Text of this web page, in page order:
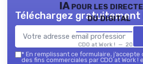
IA pour les
du digital
CDO at Work ! — 2026
Téléchargez gratuitement
* En remplissant ce formulaire, j’accepte
des fins commerciales par CDO at Work !